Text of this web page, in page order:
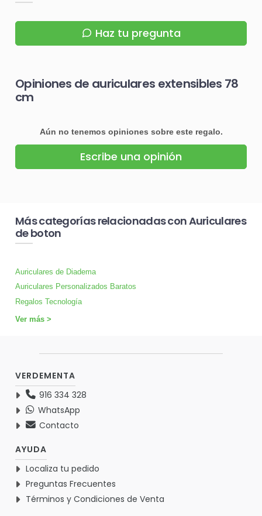
Haz tu pregunta
Opiniones de auriculares extensibles 78
cm
Aún no tenemos opiniones sobre este regalo.
Escribe una opinión
Más categorías relacionadas con Auriculares
de boton
Auriculares de Diadema
Auriculares Personalizados Baratos
Regalos Tecnología
Ver más >
VERDEMENTA
916 334 328
WhatsApp
Contacto
AYUDA
Localiza tu pedido
Preguntas Frecuentes
Términos y Condiciones de Venta